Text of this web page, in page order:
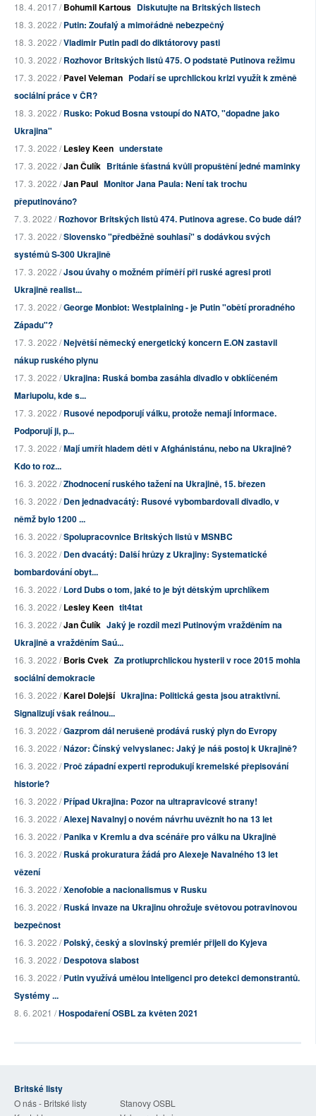
18. 4. 2017 /Bohumil Kartous Diskutujte na Britských listech
18. 3. 2022 /Putin: Zoufalý a mimořádně nebezpečný
18. 3. 2022 /Vladimir Putin padl do diktátorovy pasti
10. 3. 2022 /Rozhovor Britských listů 475. O podstatě Putinova režimu
17. 3. 2022 /Pavel Veleman Podaří se uprchlickou krizi využít k změně
sociální práce v ČR?
18. 3. 2022 /Rusko: Pokud Bosna vstoupí do NATO, "dopadne jako
Ukrajina"
17. 3. 2022 /Lesley Keen understate
17. 3. 2022 /Jan Čulík Británie šťastná kvůli propuštění jedné maminky
17. 3. 2022 /Jan Paul Monitor Jana Paula: Není tak trochu
přeputinováno?
7. 3. 2022 /Rozhovor Britských listů 474. Putinova agrese. Co bude dál?
17. 3. 2022 /Slovensko "předběžně souhlasí" s dodávkou svých
systémů S-300 Ukrajině
17. 3. 2022 /Jsou úvahy o možném příměří při ruské agresi proti
Ukrajině realist...
17. 3. 2022 /George Monbiot: Westplaining - je Putin "obětí proradného
Západu"?
17. 3. 2022 /Největší německý energetický koncern E.ON zastavil
nákup ruského plynu
17. 3. 2022 /Ukrajina: Ruská bomba zasáhla divadlo v obklíčeném
Mariupolu, kde s...
17. 3. 2022 /Rusové nepodporují válku, protože nemají informace.
Podporují ji, p...
17. 3. 2022 /Mají umřít hladem děti v Afghánistánu, nebo na Ukrajině?
Kdo to roz...
16. 3. 2022 /Zhodnocení ruského tažení na Ukrajině, 15. březen
16. 3. 2022 /Den jednadvacátý: Rusové vybombardovali divadlo, v
němž bylo 1200 ...
16. 3. 2022 /Spolupracovnice Britských listů v MSNBC
16. 3. 2022 /Den dvacátý: Další hrůzy z Ukrajiny: Systematické
bombardování obyt...
16. 3. 2022 /Lord Dubs o tom, jaké to je být dětským uprchlíkem
16. 3. 2022 /Lesley Keen tit4tat
16. 3. 2022 /Jan Čulík Jaký je rozdíl mezi Putinovým vražděním na
Ukrajině a vražděním Saú...
16. 3. 2022 /Boris Cvek Za protiuprchlickou hysterii v roce 2015 mohla
sociální demokracie
16. 3. 2022 /Karel Dolejší Ukrajina: Politická gesta jsou atraktivní.
Signalizují však reálnou...
16. 3. 2022 /Gazprom dál nerušeně prodává ruský plyn do Evropy
16. 3. 2022 /Názor: Čínský velvyslanec: Jaký je náš postoj k Ukrajině?
16. 3. 2022 /Proč západní experti reprodukují kremelské přepisování
historie?
16. 3. 2022 /Případ Ukrajina: Pozor na ultrapravicové strany!
16. 3. 2022 /Alexej Navalnyj o novém návrhu uvěznit ho na 13 let
16. 3. 2022 /Panika v Kremlu a dva scénáře pro válku na Ukrajině
16. 3. 2022 /Ruská prokuratura žádá pro Alexeje Navalného 13 let
vězení
16. 3. 2022 /Xenofobie a nacionalismus v Rusku
16. 3. 2022 /Ruská invaze na Ukrajinu ohrožuje světovou potravinovou
bezpečnost
16. 3. 2022 /Polský, český a slovinský premiér přijeli do Kyjeva
16. 3. 2022 /Despotova slabost
16. 3. 2022 /Putin využívá umělou inteligenci pro detekci demonstrantů.
Systémy ...
8. 6. 2021 /Hospodaření OSBL za květen 2021
Britské listy
O nás - Britské listy
Stanovy OSBL